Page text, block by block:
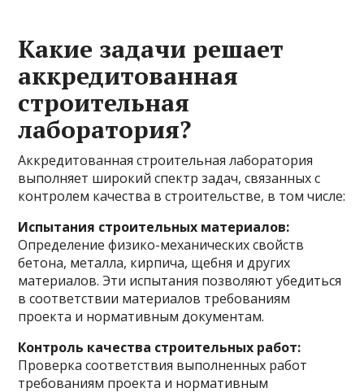
Какие задачи решает
аккредитованная
строительная
лаборатория?
Аккредитованная строительная лаборатория
выполняет широкий спектр задач, связанных с
контролем качества в строительстве, в том числе:
Испытания строительных материалов:
Определение физико-механических свойств
бетона, металла, кирпича, щебня и других
материалов. Эти испытания позволяют убедиться
в соответствии материалов требованиям
проекта и нормативным документам.
Контроль качества строительных работ:
Проверка соответствия выполненных работ
требованиям проекта и нормативным